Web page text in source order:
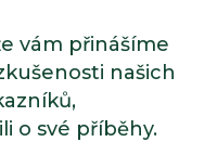
vám přinášíme
našich
o své příběhy.